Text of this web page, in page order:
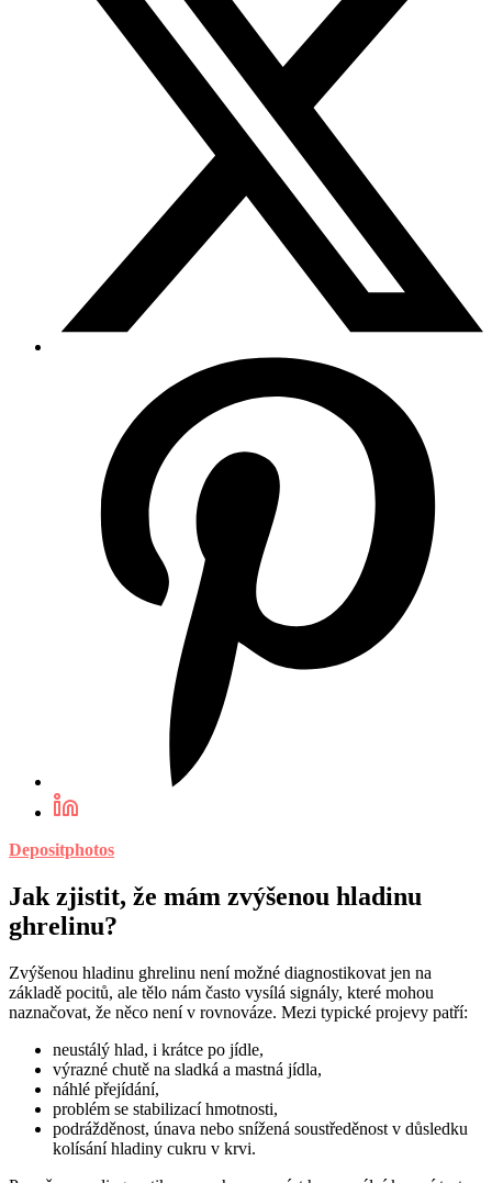
Depositphotos
Jak zjistit, že mám zvýšenou hladinu
ghrelinu?
Zvýšenou hladinu ghrelinu není možné diagnostikovat jen na
základě pocitů, ale tělo nám často vysílá signály, které mohou
naznačovat, že něco není v rovnováze. Mezi typické projevy patří:
neustálý hlad, i krátce po jídle,
výrazné chutě na sladká a mastná jídla,
náhlé přejídání,
problém se stabilizací hmotnosti,
podrážděnost, únava nebo snížená soustředěnost v důsledku
kolísání hladiny cukru v krvi.